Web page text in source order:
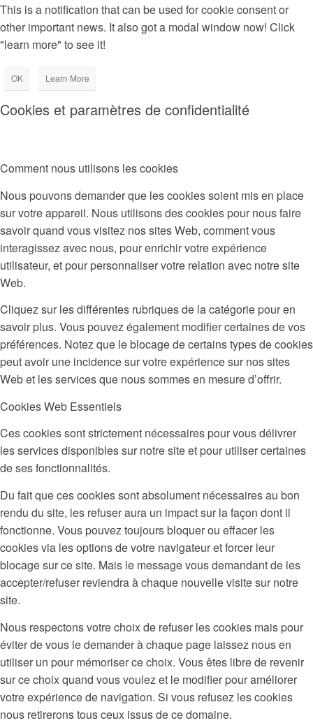
This is a notification that can be used for cookie consent or
other important news. It also got a modal window now! Click
"learn more" to see it!
OK Learn More
Cookies et paramètres de confidentialité
Comment nous utilisons les cookies
Nous pouvons demander que les cookies soient mis en place
sur votre appareil. Nous utilisons des cookies pour nous faire
savoir quand vous visitez nos sites Web, comment vous
interagissez avec nous, pour enrichir votre expérience
utilisateur, et pour personnaliser votre relation avec notre site
Web.
Cliquez sur les différentes rubriques de la catégorie pour en
savoir plus. Vous pouvez également modifier certaines de vos
préférences. Notez que le blocage de certains types de cookies
peut avoir une incidence sur votre expérience sur nos sites
Web et les services que nous sommes en mesure d’offrir.
Cookies Web Essentiels
Ces cookies sont strictement nécessaires pour vous délivrer
les services disponibles sur notre site et pour utiliser certaines
de ses fonctionnalités.
Du fait que ces cookies sont absolument nécessaires au bon
rendu du site, les refuser aura un impact sur la façon dont il
fonctionne. Vous pouvez toujours bloquer ou effacer les
cookies via les options de votre navigateur et forcer leur
blocage sur ce site. Mais le message vous demandant de les
accepter/refuser reviendra à chaque nouvelle visite sur notre
site.
Nous respectons votre choix de refuser les cookies mais pour
éviter de vous le demander à chaque page laissez nous en
utiliser un pour mémoriser ce choix. Vous êtes libre de revenir
sur ce choix quand vous voulez et le modifier pour améliorer
votre expérience de navigation. Si vous refusez les cookies
nous retirerons tous ceux issus de ce domaine.